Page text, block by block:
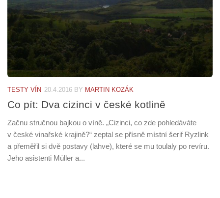
TESTY VÍN 20.4.2016 BY MARTIN KOZÁK
Co pít: Dva cizinci v české kotlině
Začnu stručnou bajkou o víně. „Cizinci, co zde pohledáváte
v české vinařské krajině?“ zeptal se přísně místní šerif Ryzlink
a přeměřil si dvě postavy (lahve), které se mu toulaly po revíru.
Jeho asistenti Müller a...